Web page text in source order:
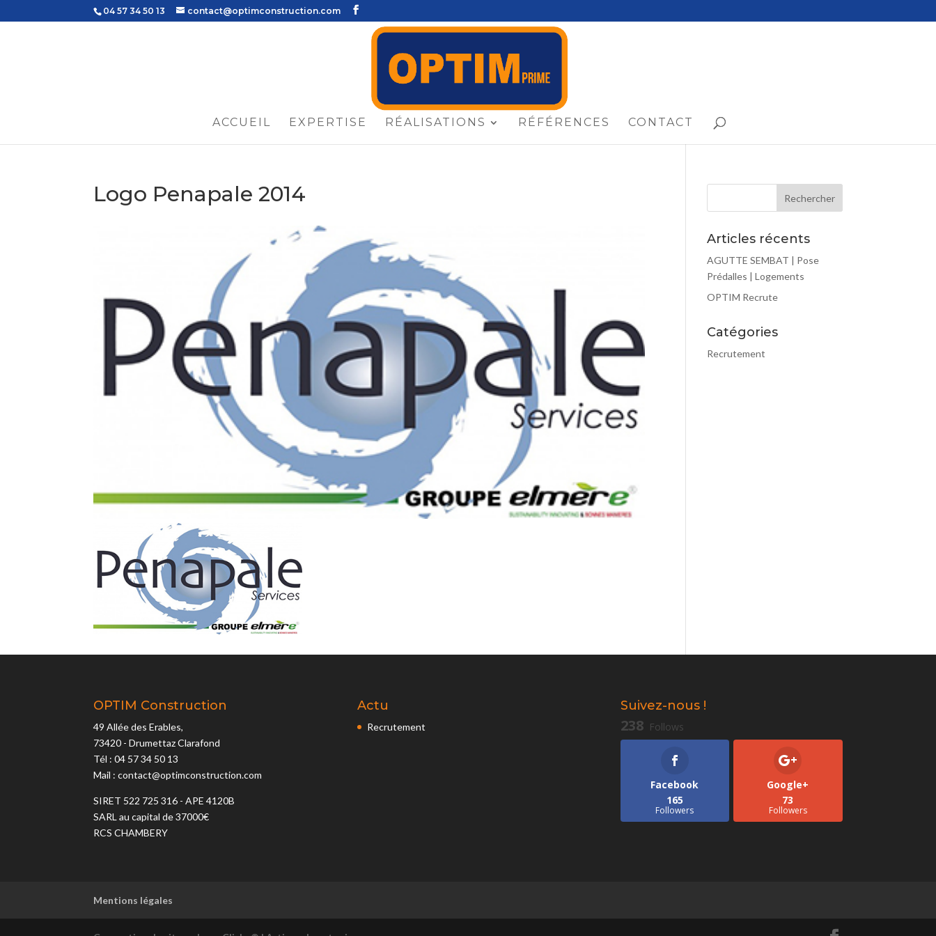
04 57 34 50 13 contact@optimconstruction.com
ACCUEIL EXPERTISE RÉALISATIONS RÉFÉRENCES CONTACT
Logo Penapale 2014
Articles récents
AGUTTE SEMBAT | Pose
Prédalles | Logements
OPTIM Recrute
Catégories
Recrutement
OPTIM Construction
49 Allée des Erables,
73420 - Drumettaz Clarafond
Tél : 04 57 34 50 13
Mail : contact@optimconstruction.com
SIRET 522 725 316 - APE 4120B
SARL au capital de 37000€
RCS CHAMBERY
Actu
Recrutement
Suivez-nous !
238 Follows
Facebook
165
Followers
Google+
73
Followers
Mentions légales